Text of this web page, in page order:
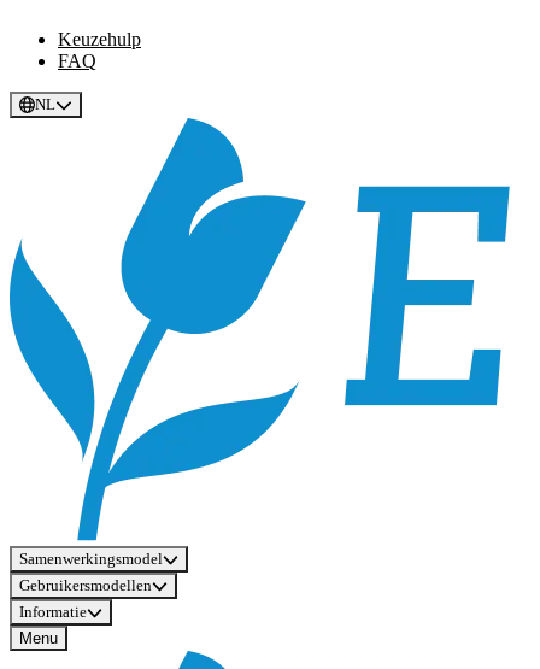
Keuzehulp
FAQ
NL
Samenwerkingsmodel
Gebruikersmodellen
Informatie
Menu